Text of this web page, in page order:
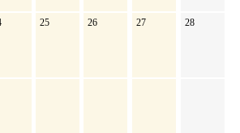
25 26 27 28